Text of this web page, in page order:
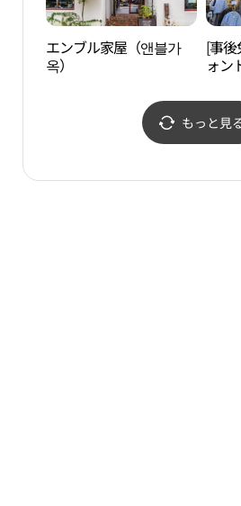
エンブル家屋（앤블가
옥）
[事
ォン
もっと見